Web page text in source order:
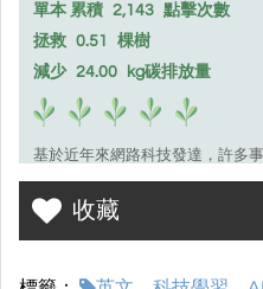
單本 累積 2,143 點擊次數
拯救 0.51
棵樹
減少 24.00 kg碳排放量
基於近年來網路科技發達，許多
的主流
，不管是生活、娛樂、還是學習
校都使用網
收藏